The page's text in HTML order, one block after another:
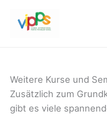
Weitere Kurse und
Zusätzlich zum
gibt es viele